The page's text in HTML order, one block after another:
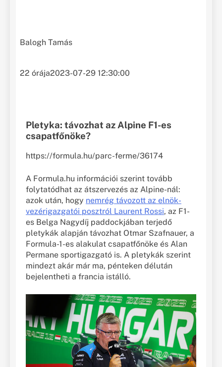
Balogh Tamás
22 órája2023-07-29 12:30:00
Pletyka: távozhat az Alpine F1-es
csapatfőnöke?
https://formula.hu/parc-ferme/36174
A Formula.hu információi szerint tovább
folytatódhat az átszervezés az Alpine-nál:
azok után, hogy nemrég távozott az elnök-
vezérigazgatói posztról Laurent Rossi, az F1-
es Belga Nagydíj paddockjában terjedő
pletykák alapján távozhat Otmar Szafnauer, a
Formula-1-es alakulat csapatfőnöke és Alan
Permane sportigazgató is. A pletykák szerint
mindezt akár már ma, pénteken délután
bejelentheti a francia istálló.